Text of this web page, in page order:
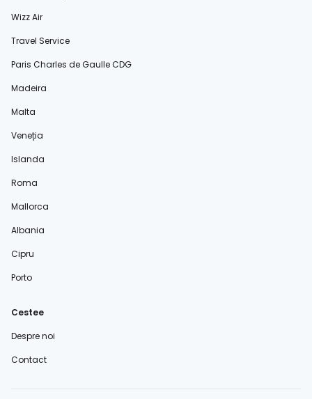
Wizz Air
Travel Service
Paris Charles de Gaulle CDG
Madeira
Malta
Veneția
Islanda
Roma
Mallorca
Albania
Cipru
Porto
Cestee
Despre noi
Contact